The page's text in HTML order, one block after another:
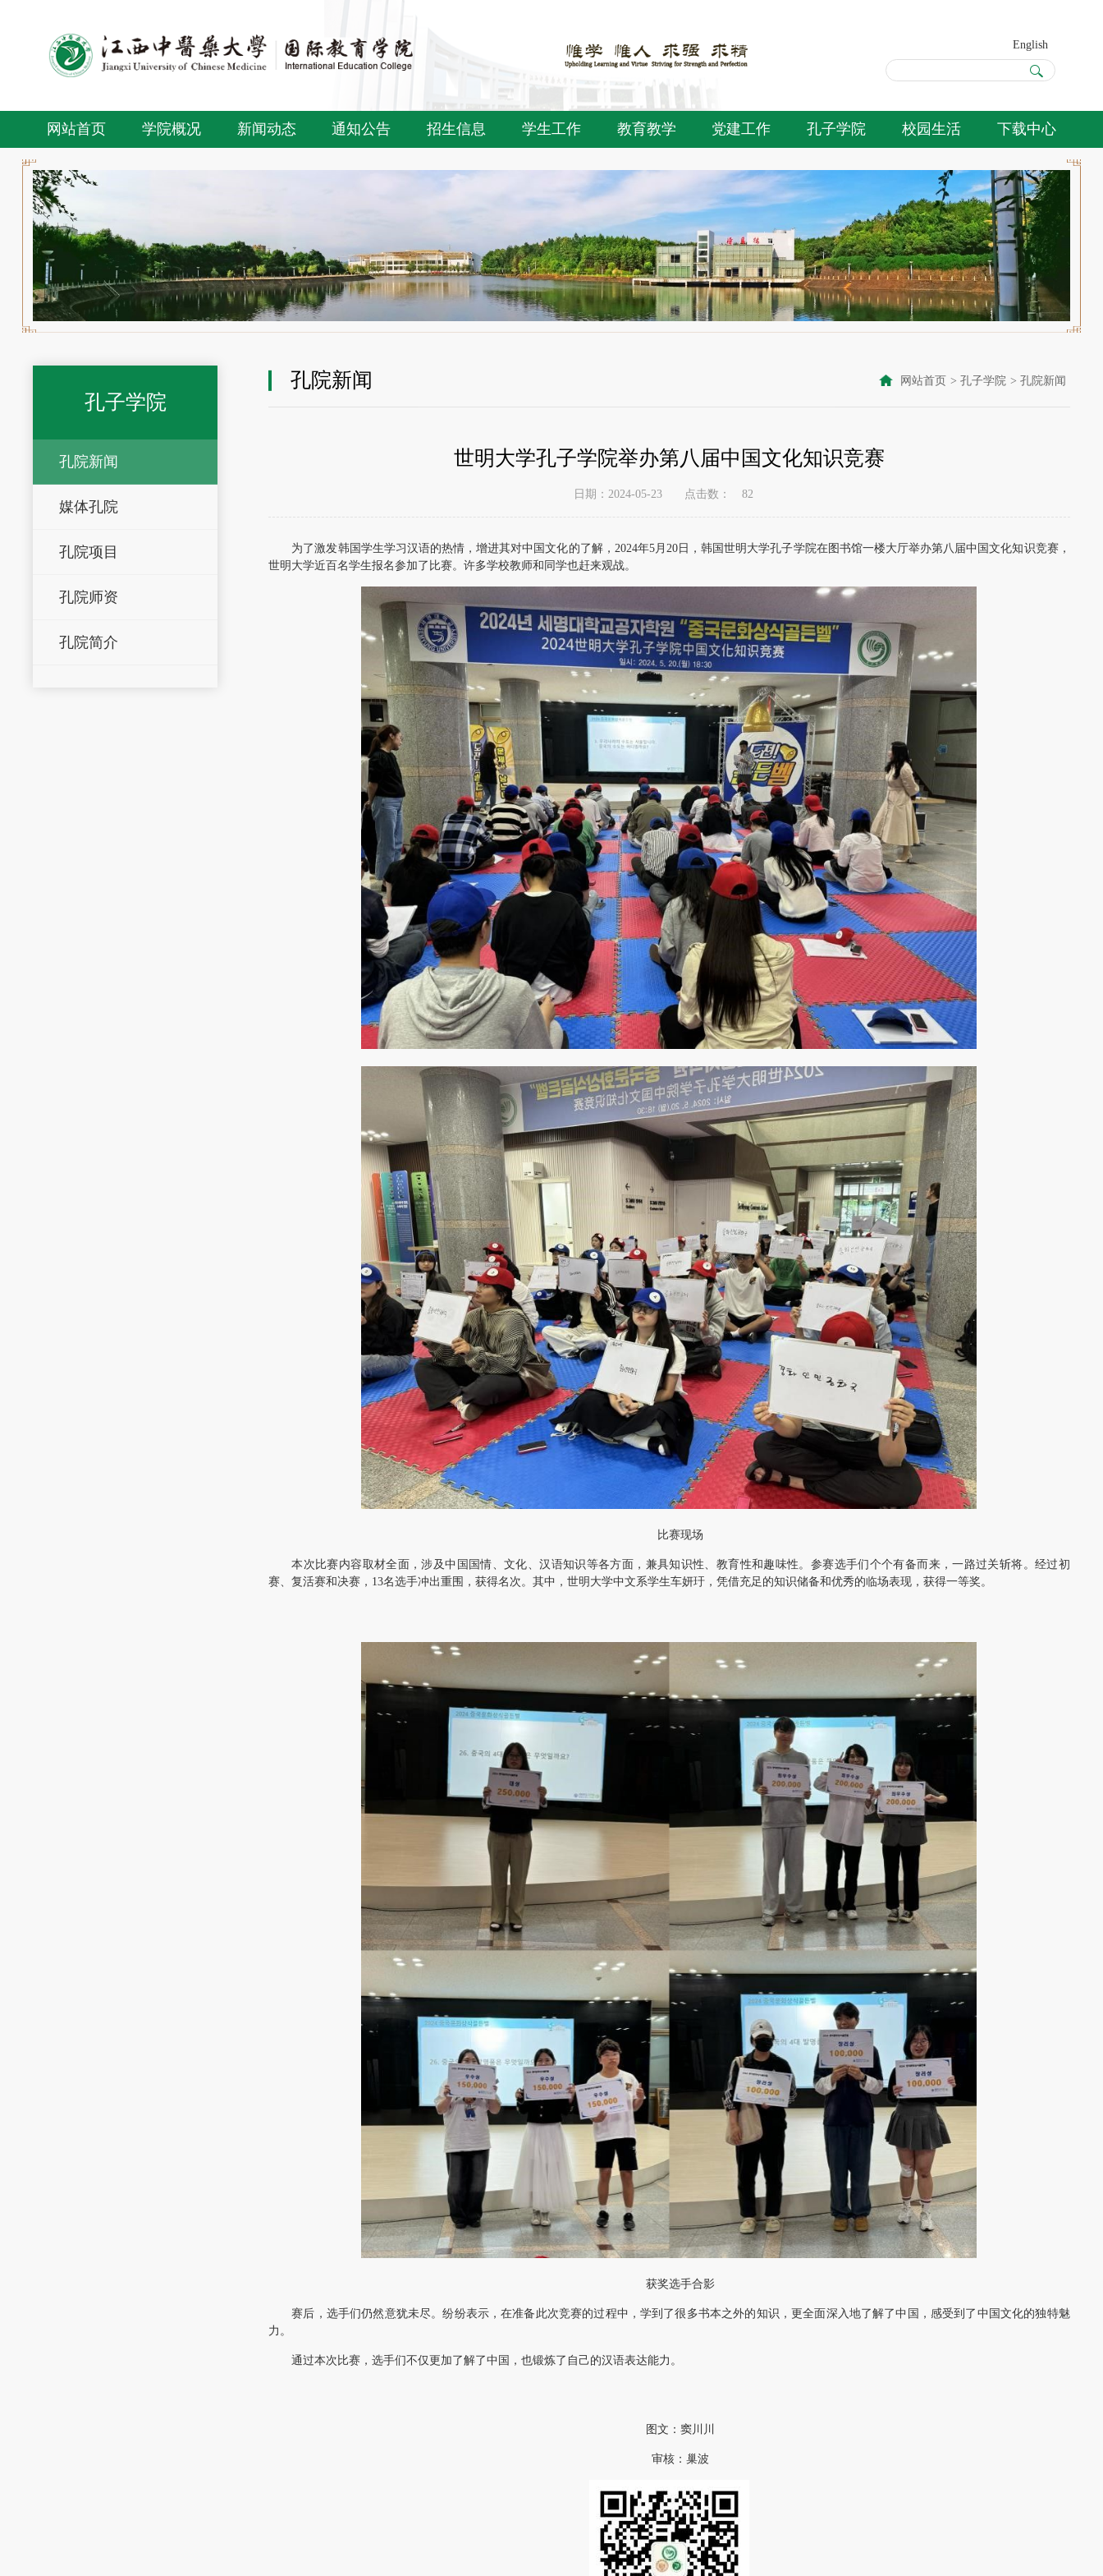
English
网站首页 学院概况 新闻动态 通知公告 招生信息 学生工作 教育教学 党建工作 孔子学院 校园生活 下载中心
孔子学院
孔院新闻
媒体孔院
孔院项目
孔院师资
孔院简介
孔院新闻 网站首页 > 孔子学院 > 孔院新闻
世明大学孔子学院举办第八届中国文化知识竞赛
日期：2024-05-23 点击数： 82
为了激发韩国学生学习汉语的热情，增进其对中国文化的了解，2024年5月20日，韩国世明大学孔子学院在图书馆一楼大厅举办第八届中国文化知识竞赛，
世明大学近百名学生报名参加了比赛。许多学校教师和同学也赶来观战。
比赛现场
本次比赛内容取材全面，涉及中国国情、文化、汉语知识等各方面，兼具知识性、教育性和趣味性。参赛选手们个个有备而来，一路过关斩将。经过初
赛、复活赛和决赛，13名选手冲出重围，获得名次。其中，世明大学中文系学生车妍玗，凭借充足的知识储备和优秀的临场表现，获得一等奖。
获奖选手合影
赛后，选手们仍然意犹未尽。纷纷表示，在准备此次竞赛的过程中，学到了很多书本之外的知识，更全面深入地了解了中国，感受到了中国文化的独特魅
力。
通过本次比赛，选手们不仅更加了解了中国，也锻炼了自己的汉语表达能力。
图文：窦川川
审核：巢波